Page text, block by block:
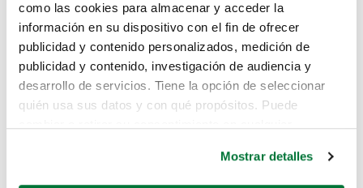
como las cookies para almacenar y acceder la
información en su dispositivo con el fin de ofrecer
publicidad y contenido personalizados, medición de
publicidad y contenido, investigación de audiencia y
desarrollo de servicios. Tiene la opción de seleccionar
quién usa sus datos y con qué propósitos. Puede
Mostrar detalles
Lo sentimos, no sabemos como
te hemos traido hasta aquí.
Pero puedes encontrar el coche que estás
buscando en alguno de estos enlaces: